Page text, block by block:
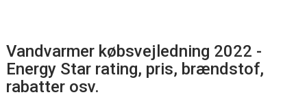
Vandvarmer købsvejledning 2022 -
Energy Star rating, pris, brændstof,
rabatter osv.